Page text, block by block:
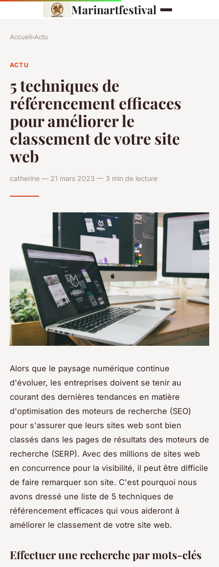
Marinartfestival
Accueil›Actu
ACTU
5 techniques de
référencement efficaces
pour améliorer le
classement de votre site
web
catherine — 21 mars 2023 — 3 min de lecture
Alors que le paysage numérique continue
d'évoluer, les entreprises doivent se tenir au
courant des dernières tendances en matière
d'optimisation des moteurs de recherche (SEO)
pour s'assurer que leurs sites web sont bien
classés dans les pages de résultats des moteurs de
recherche (SERP). Avec des millions de sites web
en concurrence pour la visibilité, il peut être difficile
de faire remarquer son site. C'est pourquoi nous
avons dressé une liste de 5 techniques de
référencement efficaces qui vous aideront à
améliorer le classement de votre site web.
Effectuer une recherche par mots-clés